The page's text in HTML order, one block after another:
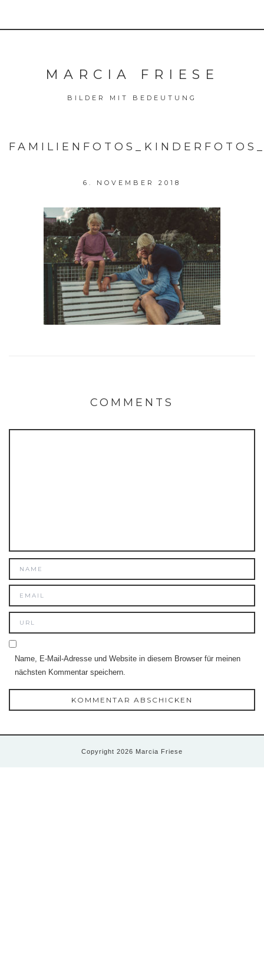
MARCIA FRIESE
BILDER MIT BEDEUTUNG
6. NOVEMBER 2018
COMMENTS
Name, E-Mail-Adresse und Website in diesem Browser für meinen
nächsten Kommentar speichern.
Copyright 2026 Marcia Friese